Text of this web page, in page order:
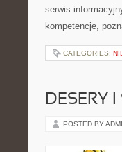
serwis
kompetencje,
CATEGORIES:
DESERY
POSTED BY